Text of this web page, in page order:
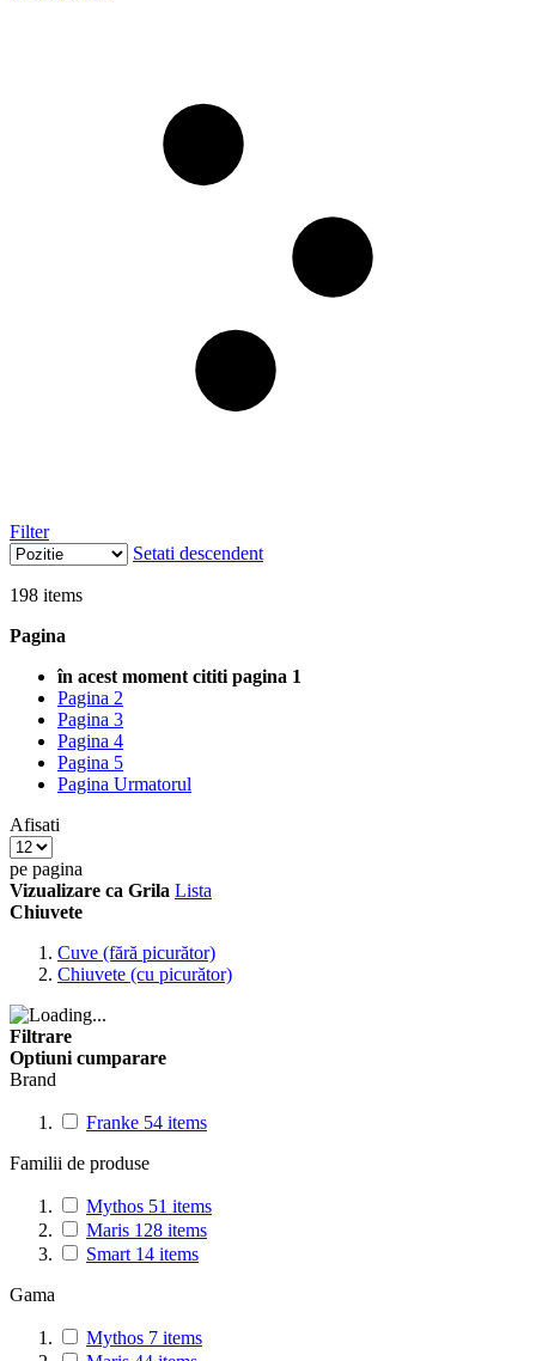
Filter
Setati descendent
198 items
Pagina
în acest moment cititi pagina 1
Pagina 2
Pagina 3
Pagina 4
Pagina 5
Pagina Urmatorul
Afisati
pe pagina
Vizualizare ca Grila Lista
Chiuvete
Cuve (fără picurător)
Chiuvete (cu picurător)
Filtrare
Optiuni cumparare
Brand
Franke 54 items
Familii de produse
Mythos 51 items
Maris 128 items
Smart 14 items
Gama
Mythos 7 items